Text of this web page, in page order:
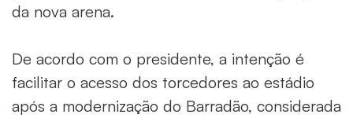
da nova arena.
De acordo com o presidente, a intenção é
facilitar o acesso dos torcedores ao estádio
após a modernização do Barradão, considerada